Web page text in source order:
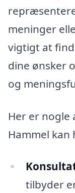
meninger
vigtigt at
dine ønsker
og
Her er nogle
Hammel
tilbyder